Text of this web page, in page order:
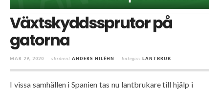
Växtskyddssprutor på
gatorna
MAR 29, 2020 skribent ANDERS NILÉHN kategori LANTBRUK
I vissa samhällen i Spanien tas nu lantbrukare till hjälp i